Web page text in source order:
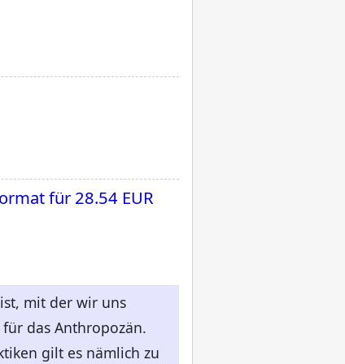
für 28.54 EUR
mit der wir uns
das Anthropozän.
gilt es nämlich zu